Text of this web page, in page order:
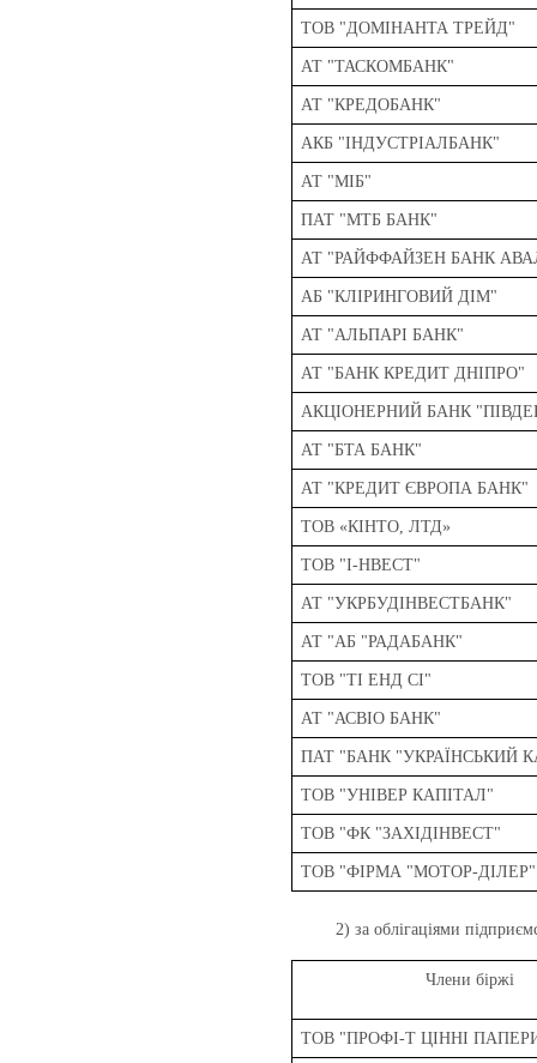
ТОВ "ДОМІНАНТА ТРЕЙД"
АТ "ТАСКОМБАНК"
АТ "КРЕДОБАНК"
АКБ "IНДУСТРIАЛБАНК"
АТ "МІБ"
ПАТ "МТБ БАНК"
АТ "РАЙФФАЙЗЕН БАНК
АБ "КЛІРИНГОВИЙ ДІМ"
АТ "АЛЬПАРІ БАНК"
АТ "БАНК КРЕДИТ ДНІПРО"
АКЦІОНЕРНИЙ БАНК
АТ "БТА БАНК"
АТ "КРЕДИТ ЄВРОПА БАНК"
ТОВ «КІНТО, ЛТД»
ТОВ "І-НВЕСТ"
АТ "УКРБУДІНВЕСТБАНК"
АТ "АБ "РАДАБАНК"
ТОВ "ТІ ЕНД СІ"
АТ "АСВІО БАНК"
ПАТ "БАНК "УКРАЇНСЬКИЙ
ТОВ "УНІВЕР КАПІТАЛ"
ТОВ "ФК "ЗАХІДІНВЕСТ"
ТОВ "ФІРМА "МОТОР-ДІЛЕР"
2) за облігаціями
Члени біржі
ТОВ "ПРОФІ-Т ЦІННІ